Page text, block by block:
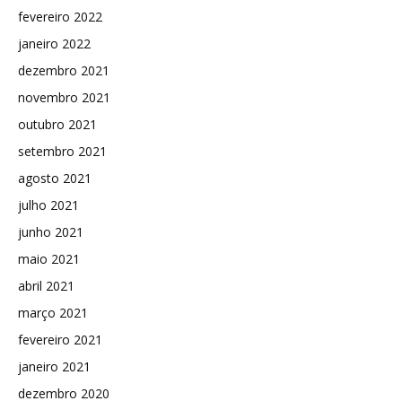
fevereiro 2022
janeiro 2022
dezembro 2021
novembro 2021
outubro 2021
setembro 2021
agosto 2021
julho 2021
junho 2021
maio 2021
abril 2021
março 2021
fevereiro 2021
janeiro 2021
dezembro 2020